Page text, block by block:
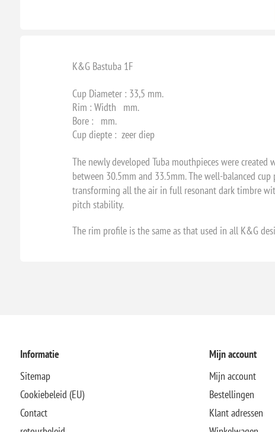
K&G Bastuba 1F
Cup Diameter : 33,5 mm.
Rim : Width mm.
Bore : mm.
Cup diepte : zeer diep
The newly developed Tuba mouthpieces were
between 30.5mm and 33.5mm. The well-balanced
transforming all the air in full resonant dark timbre
pitch stability.
The rim profile is the same as that used in all K&G
Informatie
Sitemap
Cookiebeleid (EU)
Contact
Mijn account
Mijn account
Bestellingen
Klant adressen